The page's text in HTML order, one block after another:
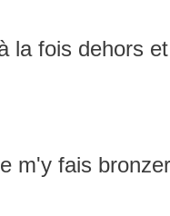
la fois dehors
m'y fais